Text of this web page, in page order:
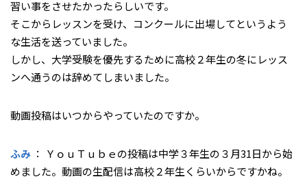
習い事をさせたかったらしいです。
そこからレッスンを受け、コンクールに出場してというよう
な生活を送っていました。
しかし、大学受験を優先するために高校２年生の冬にレッス
ンへ通うのは辞めてしまいました。
――動画投稿はいつからやっていたのですか。
ふみ ： ＹｏｕＴｕｂｅの投稿は中学３年生の３月31日から始
めました。動画の生配信は高校２年生くらいからですかね。